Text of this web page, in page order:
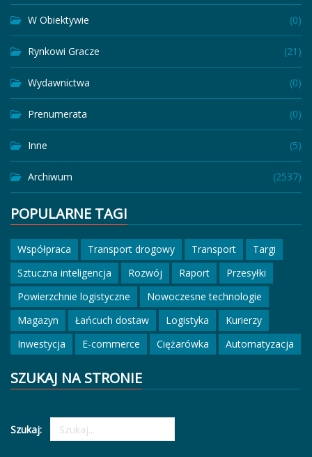
W Obiektywie (0)
Rynkowi Gracze (21)
Wydawnictwa (0)
Prenumerata (0)
Inne (5)
Archiwum (2537)
POPULARNE TAGI
Współpraca Transport drogowy Transport
Targi
Sztuczna inteligencja
Rozwój Raport
Przesyłki
Powierzchnie logistyczne
Nowoczesne technologie
Magazyn
Łańcuch dostaw Logistyka
Kurierzy
Inwestycja
E-commerce Ciężarówka Automatyzacja
SZUKAJ NA STRONIE
Szukaj: